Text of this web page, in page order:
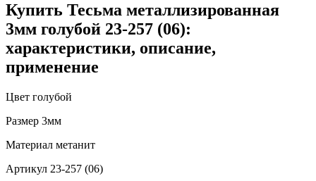
Купить Тесьма металлизированная
3мм голубой 23-257 (06):
характеристики, описание,
применение
Цвет голубой
Размер 3мм
Материал метанит
Артикул 23-257 (06)